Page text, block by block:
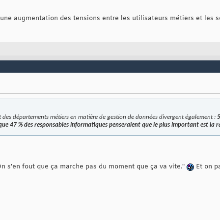
augmentation des tensions entre les utilisateurs métiers et les
des départements métiers en matière de gestion de données divergent également :
47 % des responsables informatiques penseraient que le plus important est la
s'en fout que ça marche pas du moment que ça va vite." Et on